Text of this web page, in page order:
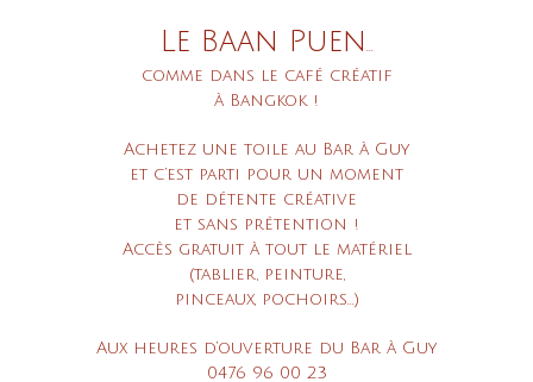
Le Baan Puen
comme dans le café créatif
à Bangkok !
Achetez une toile au Bar à Guy
et c’est parti pour un moment
de détente créative
et sans prétention !
Accès gratuit à tout le matériel
(tablier,
peinture,
pinceaux, pochoirs...)
Aux heures d’ouverture du Bar à Guy
0476 96 00 23